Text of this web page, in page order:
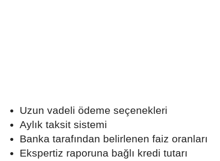
Uzun vadeli ödeme seçenekleri
Aylık taksit sistemi
Banka tarafından belirlenen faiz oranları
Ekspertiz raporuna bağlı kredi tutarı